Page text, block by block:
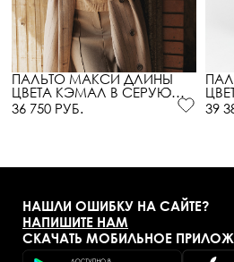
ПАЛЬТО МАКСИ ДЛИНЫ
ЦВЕТА КЭМАЛ В СЕРУЮ
ПОЛОСКУ
36 750 РУБ.
39
НАШЛИ ОШИБКУ НА САЙТЕ?
НАПИШИТЕ НАМ
СКАЧАТЬ МОБИЛЬНОЕ